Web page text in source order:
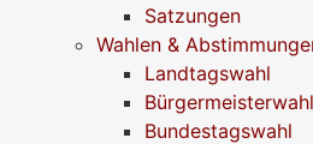
Satzungen
Wahlen &
Landtagswahl
Bürgermeisterwahl
Bundestagswahl